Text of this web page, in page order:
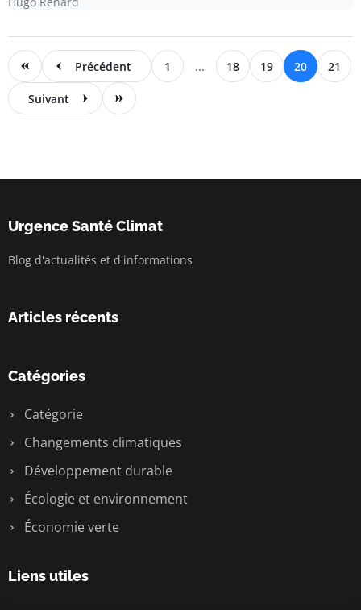
Précédent 1 ... 18 19 20 21
Suivant
Urgence Santé Climat
Blog d'actualités et d'informations
Articles récents
Catégories
Catégorie
Changements climatiques
Développement durable
Écologie et environnement
Économie verte
Liens utiles